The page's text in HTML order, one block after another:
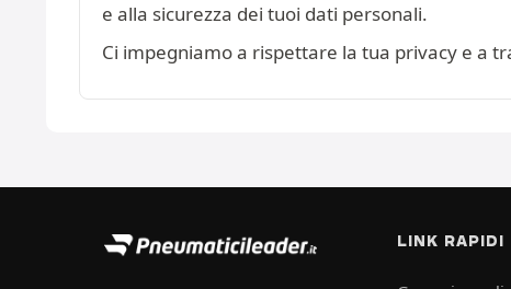
e alla sicurezza dei tuoi dati personali.
Ci impegniamo a rispettare la tua privacy e a
LINK RAPIDI